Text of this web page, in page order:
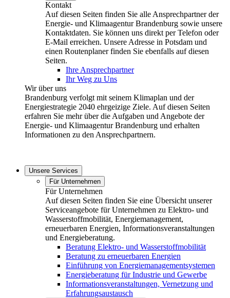
Kontakt
Auf diesen Seiten finden Sie alle Ansprechpartner der
Energie- und Klimaagentur Brandenburg sowie unsere
Kontaktdaten. Sie können uns direkt per Telefon oder
E-Mail erreichen. Unsere Adresse in Potsdam und
einen Routenplaner finden Sie ebenfalls auf diesen
Seiten.
Ihre Ansprechpartner
Ihr Weg zu Uns
Wir über uns
Brandenburg verfolgt mit seinem Klimaplan und der
Energiestrategie 2040 ehrgeizige Ziele. Auf diesen Seiten
erfahren Sie mehr über die Aufgaben und Angebote der
Energie- und Klimaagentur Brandenburg und erhalten
Informationen zu den Ansprechpartnern.
Unsere Services
Für Unternehmen
Für Unternehmen
Auf diesen Seiten finden Sie eine Übersicht unserer
Serviceangebote für Unternehmen zu Elektro- und
Wasserstoffmobilität, Energiemanagement,
erneuerbaren Energien, Informationsveranstaltungen
und Energieberatung.
Beratung Elektro- und Wasserstoffmobilität
Beratung zu erneuerbaren Energien
Einführung von Energiemanagementsystemen
Energieberatung für Industrie und Gewerbe
Informationsveranstaltungen, Vernetzung und
Erfahrungsaustausch